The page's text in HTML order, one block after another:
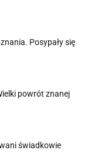
Posypały się
powrót znanej
świadkowie